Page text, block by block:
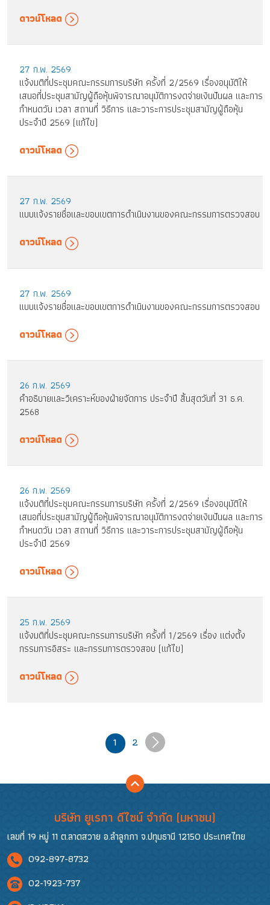
ดาวน์โหลด
27 ก.พ. 2569
แจ้งมติที่ประชุมคณะกรรมการบริษัท ครั้งที่ 2/2569 เรื่องอนุมัติให้
เสนอที่ประชุมสามัญผู้ถือหุ้นพิจารณาอนุมัติการงดจ่ายเงินปันผล และการ
กำหนดวัน เวลา สถานที่ วิธีการ และวาระการประชุมสามัญผู้ถือหุ้น
ประจำปี 2569 (แก้ไข)
ดาวน์โหลด
27 ก.พ. 2569
แบบแจ้งรายชื่อและขอบเขตการดำเนินงานของคณะกรรมการตรวจสอบ
ดาวน์โหลด
27 ก.พ. 2569
แบบแจ้งรายชื่อและขอบเขตการดำเนินงานของคณะกรรมการตรวจสอบ
ดาวน์โหลด
26 ก.พ. 2569
คำอธิบายและวิเคราะห์ของฝ่ายจัดการ ประจำปี สิ้นสุดวันที่ 31 ธ.ค.
2568
ดาวน์โหลด
26 ก.พ. 2569
แจ้งมติที่ประชุมคณะกรรมการบริษัท ครั้งที่ 2/2569 เรื่องอนุมัติให้
เสนอที่ประชุมสามัญผู้ถือหุ้นพิจารณาอนุมัติการงดจ่ายเงินปันผล และการ
กำหนดวัน เวลา สถานที่ วิธีการ และวาระการประชุมสามัญผู้ถือหุ้น
ประจำปี 2569
ดาวน์โหลด
25 ก.พ. 2569
แจ้งมติที่ประชุมคณะกรรมการบริษัท ครั้งที่ 1/2569 เรื่อง แต่งตั้ง
กรรมการอิสระ และกรรมการตรวจสอบ (แก้ไข)
ดาวน์โหลด
1 2
บริษัท ยูเรกา ดีไซน์ จำกัด (มหาชน)
เลขที่ 19 หมู่ 11 ต.ลาดสวาย อ.ลำลูกกา จ.ปทุมธานี 12150 ประเทศไทย
092-897-8732
02-1923-737